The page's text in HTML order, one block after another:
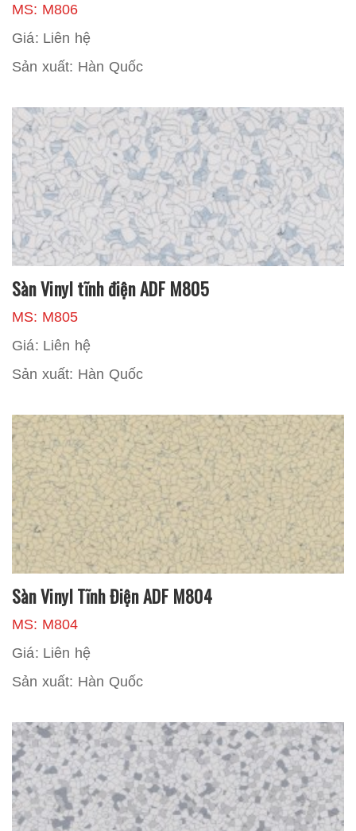
MS: M806
Giá: Liên hệ
Sản xuất: Hàn Quốc
Sàn Vinyl tĩnh điện ADF M805
MS: M805
Giá: Liên hệ
Sản xuất: Hàn Quốc
Sàn Vinyl Tĩnh Điện ADF M804
MS: M804
Giá: Liên hệ
Sản xuất: Hàn Quốc